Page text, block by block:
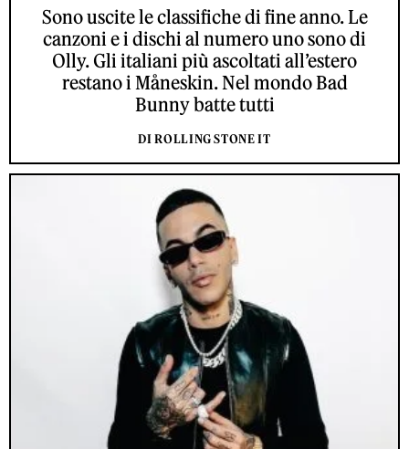
Sono uscite le classifiche di fine anno. Le
canzoni e i dischi al numero uno sono di
Olly. Gli italiani più ascoltati all’estero
restano i Måneskin. Nel mondo Bad
Bunny batte tutti
DI ROLLING STONE IT